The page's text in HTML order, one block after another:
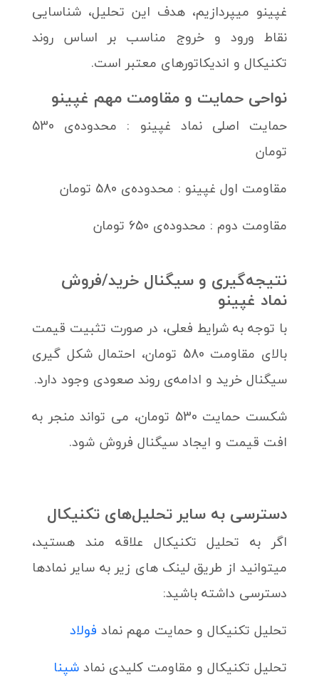
غپینو میپردازیم، هدف این تحلیل، شناسایی
نقاط ورود و خروج مناسب بر اساس روند
تکنیکال و اندیکاتورهای معتبر است.
نواحی حمایت و مقاومت مهم غپینو
حمایت اصلی نماد غپینو : محدوده‌ی 530
تومان
مقاومت اول غپینو : محدوده‌ی 580 تومان
مقاومت دوم : محدوده‌ی 650 تومان
نتیجه‌گیری و سیگنال خرید/فروش
نماد غپینو
با توجه به شرایط فعلی، در صورت تثبیت قیمت
بالای مقاومت 580 تومان، احتمال شکل گیری
سیگنال خرید و ادامه‌ی روند صعودی وجود دارد.
شکست حمایت 530 تومان، می تواند منجر به
افت قیمت و ایجاد سیگنال فروش شود.
دسترسی به سایر تحلیل‌های تکنیکال
اگر به تحلیل تکنیکال علاقه مند هستید،
میتوانید از طریق لینک های زیر به سایر نمادها
دسترسی داشته باشید:
تحلیل تکنیکال و حمایت مهم نماد فولاد
تحلیل تکنیکال و مقاومت کلیدی نمادشپنا